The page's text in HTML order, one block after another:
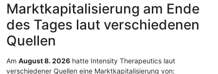
Marktkapitalisierung am Ende
des Tages laut verschiedenen
Quellen
Am August 8. 2026 hatte Intensity Therapeutics laut
verschiedener Quellen eine Marktkapitalisierung von: